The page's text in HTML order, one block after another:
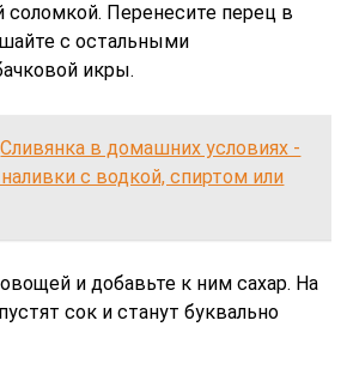
соломкой. Перенесите перец в
с остальными
икры.
Сливянка в домашних условиях -
с водкой, спиртом или
и добавьте к ним сахар. На
сок и станут буквально